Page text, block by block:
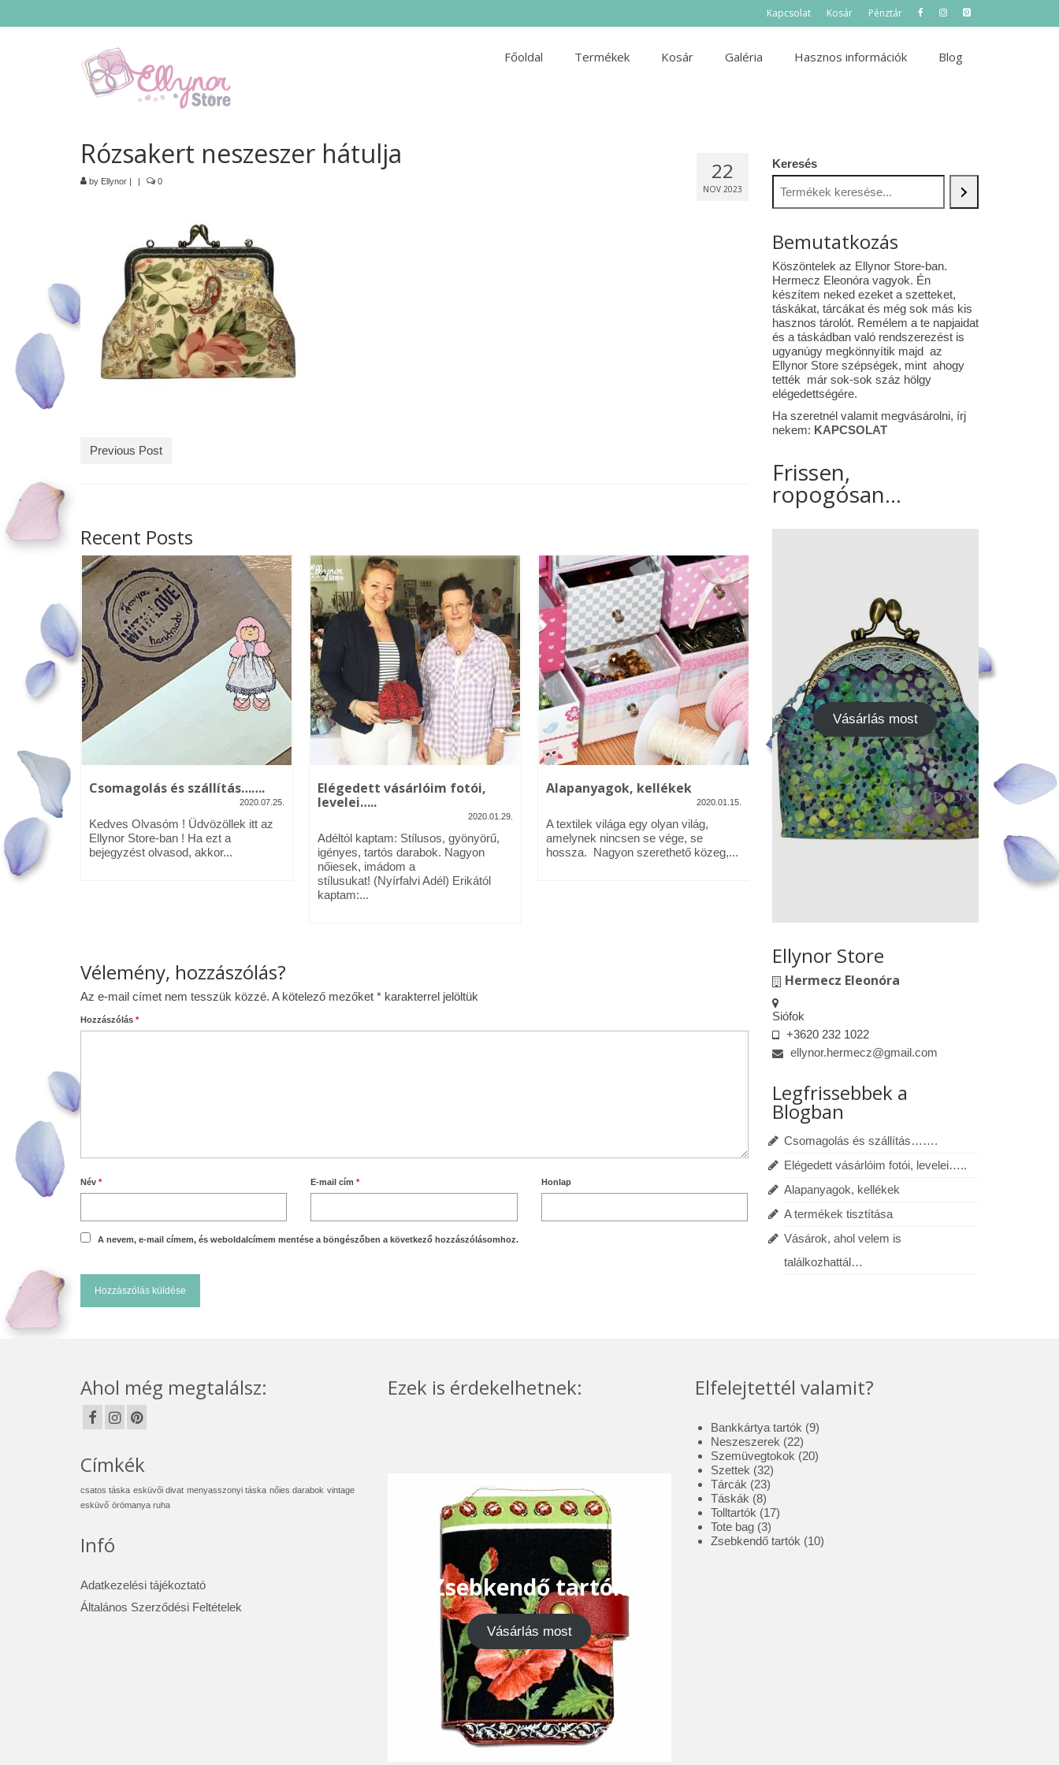
Kapcsolat Kosár Pénztár
Főoldal Termékek Kosár Galéria Hasznos információk Blog
22
NOV 2023
Rózsakert neszeszer hátulja
by Ellynor | | 0
Previous Post
Recent Posts
– Üdv
2020.01.09.
Ellynor
Csomagolás és szállítás…….
2020.07.25.
Kedves Olvasóm ! Üdvözöllek itt az
Ellynor Store-ban ! Ha ezt a
bejegyzést olvasod, akkor...
Elégedett vásárlóim fotói,
levelei…..
2020.01.29.
Adéltól kaptam: Stílusos, gyönyörű,
igényes, tartós darabok. Nagyon
nőiesek, imádom a
stílusukat! (Nyírfalvi Adél) Erikától
kaptam:...
Alapanyagok, kellékek
2020.01.15.
A textilek világa egy olyan világ,
amelynek nincsen se vége, se
hossza. Nagyon szerethető közeg,...
A termékek tisztítása
2020.01.13.
Alapanyagok: Tilda pamutvászon,
designer pamutvászon, lenvászon,
Kedves
Vélemény, hozzászólás?
Az e-mail címet nem tesszük közzé. A kötelező mezőket * karakterrel jelöltük
Hozzászólás *
Név * E-mail cím* Honlap
A nevem, e-mail címem, és weboldalcímem mentése a böngészőben a következő hozzászólásomhoz.
Keresés
Bemutatkozás
Köszöntelek az Ellynor Store-ban.
Hermecz Eleonóra vagyok. Én
készítem neked ezeket a szetteket,
táskákat, tárcákat és még sok más kis
hasznos tárolót. Remélem a te napjaidat
és a táskádban való rendszerezést is
ugyanúgy megkönnyítik majd az
Ellynor Store szépségek, mint ahogy
tették már sok-sok száz hölgy
elégedettségére.
Ha szeretnél valamit megvásárolni, írj
nekem: KAPCSOLAT
Frissen,
ropogósan...
Vásárlás most
Ellynor Store
Hermecz Eleonóra
Siófok
+3620 232 1022
ellynor.hermecz@gmail.com
Legfrissebbek a
Blogban
Csomagolás és szállítás…….
Elégedett vásárlóim fotói, levelei…..
Alapanyagok, kellékek
A termékek tisztítása
Vásárok, ahol velem is
találkozhattál…
Ahol még megtalálsz:
Címkék
csatos táska esküvői divat menyasszonyi táska nőies darabok vintage
esküvő örömanya ruha
Infó
Adatkezelési tájékoztató
Általános Szerződési Feltételek
Ezek is érdekelhetnek:
Zsebkendő tartók
Vásárlás most
Elfelejtettél valamit?
Bankkártya tartók 99
Neszeszerek 2222
termék
Szemüvegtokok 2020
Szettek 3232
termék
Tárcák 2323
termék
Táskák 88
termék
Tolltartók 1717
Tote bag 33
termék
Zsebkendő tartók 1010